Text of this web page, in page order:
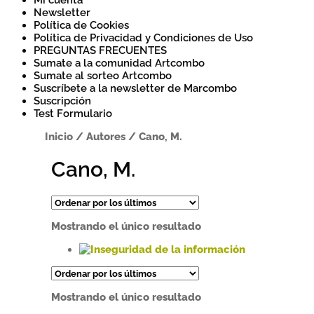
Newsletter
Política de Cookies
Política de Privacidad y Condiciones de Uso
PREGUNTAS FRECUENTES
Sumate a la comunidad Artcombo
Sumate al sorteo Artcombo
Suscríbete a la newsletter de Marcombo
Suscripción
Test Formulario
Inicio /Autores /Cano, M.
Cano, M.
Mostrando el único resultado
producto
múltiples
Mostrando el único resultado